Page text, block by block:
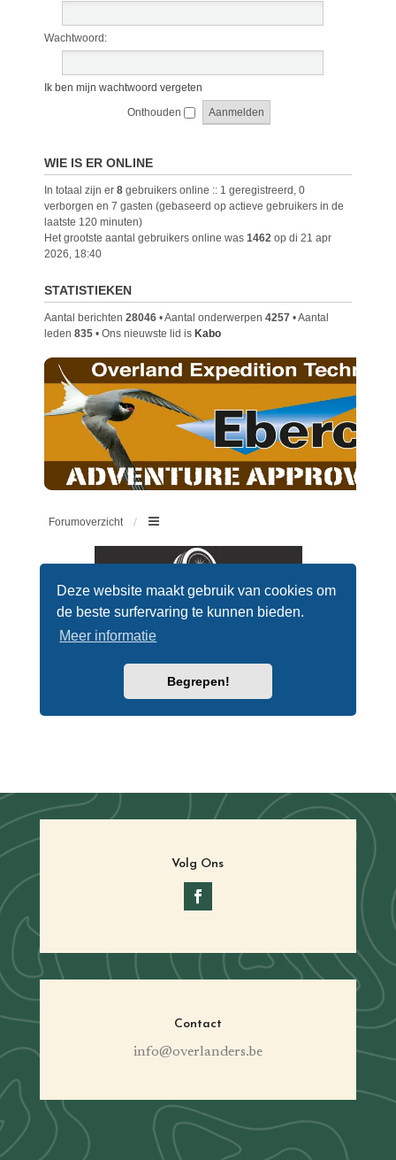
Volg Ons
Contact
info@overlanders.be